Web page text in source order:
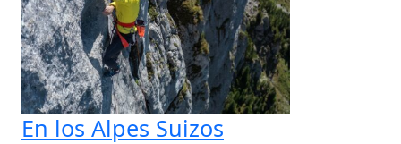
En los Alpes Suizos